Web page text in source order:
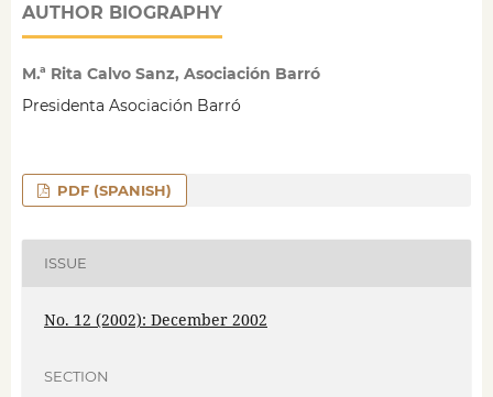
AUTHOR BIOGRAPHY
M.ª Rita Calvo Sanz, Asociación Barró
Presidenta Asociación Barró
PDF (SPANISH)
ISSUE
No. 12 (2002): December 2002
SECTION